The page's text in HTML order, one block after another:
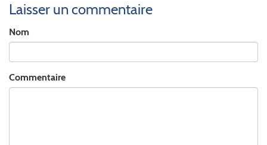
Laisser un commentaire
Nom
Commentaire